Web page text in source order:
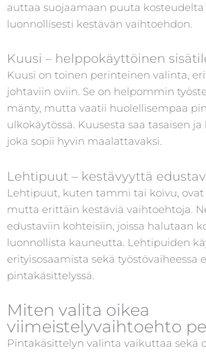
auttaa suojaamaan puuta kosteudelta
luonnollisesti kestävän vaihtoehdon.
Kuusi – helppokäyttöinen
Kuusi on toinen perinteinen valinta,
johtaviin oviin. Se on helpommin
mänty, mutta vaatii huolellisempaa
ulkokäytössä. Kuusesta saa tasaisen
joka sopii hyvin maalattavaksi.
Lehtipuut – kestävyyttä
Lehtipuut, kuten tammi tai koivu,
mutta erittäin kestäviä vaihtoehtoja.
edustaviin kohteisiin, joissa halutaan
luonnollista kauneutta. Lehtipuiden
erityisosaamista sekä työstövaiheessa
pintakäsittelyssä.
Miten valita oikea
viimeistelyvaihtoehto
Pintakäsittelyn valinta vaikuttaa sekä